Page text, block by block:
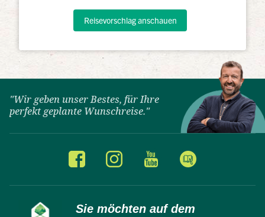
Reisevorschlag anschauen
"Wir geben unser Bestes, für Ihre
perfekt geplante Wunschreise."
Sie möchten auf dem